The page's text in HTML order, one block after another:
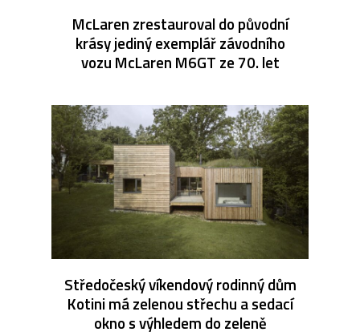
McLaren zrestauroval do původní
krásy jediný exemplář závodního
vozu McLaren M6GT ze 70. let
Středočeský víkendový rodinný dům
Kotini má zelenou střechu a sedací
okno s výhledem do zeleně